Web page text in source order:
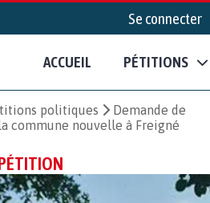
Se connecter
ACCUEIL PÉTITIONS
politiques
Demande de
commune nouvelle à Freigné